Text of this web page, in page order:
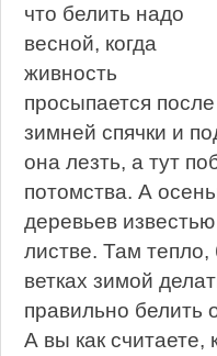
что белить надо
весной, когда
живность
просыпается после
зимней спячки и
она лезть, а тут
потомства. А
деревьев
листве. Там
ветках зимой
правильно белить
А вы как считаете,